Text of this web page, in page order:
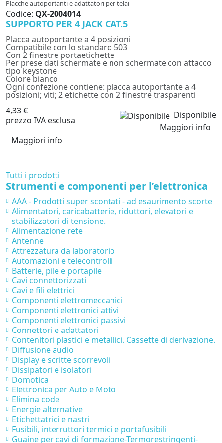
Placche autoportanti e adattatori per telai
Codice: QX-2004014
SUPPORTO PER 4 JACK CAT.5
Placca autoportante a 4 posizioni
Compatibile con lo standard 503
Con 2 finestre portaetichette
Per prese dati schermate e non schermate con attacco
tipo keystone
Colore bianco
Ogni confezione contiene: placca autoportante a 4
posizioni; viti; 2 etichette con 2 finestre trasparenti
4,33 €
prezzo IVA esclusa
Disponibile
Maggiori info
Maggiori info
Tutti i prodotti
Strumenti e componenti per l’elettronica
AAA - Prodotti super scontati - ad esaurimento scorte
Alimentatori, caricabatterie, riduttori, elevatori e
stabilizzatori di tensione.
Alimentazione rete
Antenne
Attrezzatura da laboratorio
Automazioni e telecontrolli
Batterie, pile e portapile
Cavi connettorizzati
Cavi e fili elettrici
Componenti elettromeccanici
Componenti elettronici attivi
Componenti elettronici passivi
Connettori e adattatori
Contenitori plastici e metallici. Cassette di derivazione.
Diffusione audio
Display e scritte scorrevoli
Dissipatori e isolatori
Domotica
Elettronica per Auto e Moto
Elimina code
Energie alternative
Etichettatrici e nastri
Fusibili, interruttori termici e portafusibili
Guaine per cavi di formazione-Termorestringenti-